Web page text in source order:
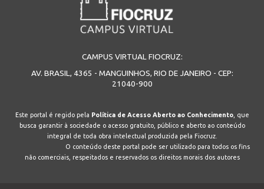
CAMPUS VIRTUAL FIOCRUZ:
AV. BRASIL, 4365 - MANGUINHOS, RIO DE JANEIRO - CEP:
21040-900
Este portal é regido pela Política de Acesso Aberto ao Conhecimento, que
busca garantir à sociedade o acesso gratuito, público e aberto ao conteúdo
integral de toda obra intelectual produzida pela Fiocruz.
O conteúdo deste portal pode ser utilizado para todos os fins
não comerciais, respeitados e reservados os direitos morais dos autores